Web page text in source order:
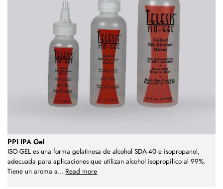
PPI IPA Gel
ISO-GEL es una forma gelatinosa de alcohol SDA-40 e isopropanol,
adecuada para aplicaciones que utilizan alcohol isopropílico al 99%.
Tiene un aroma a... Read more